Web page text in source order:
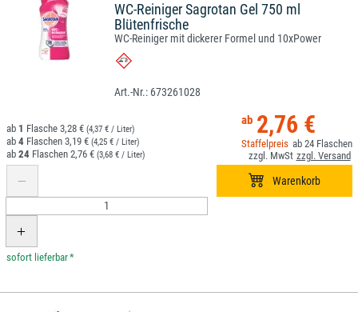
WC-Reiniger Sagrotan Gel 750 ml
Blütenfrische
WC-Reiniger mit dickerer Formel und 10xPower
673261028
2,76 €
24
1 3,28 € (4,37 € / Liter)
4 3,19 € (4,25 € / Liter)
24 2,76 € (3,68 € / Liter)
*